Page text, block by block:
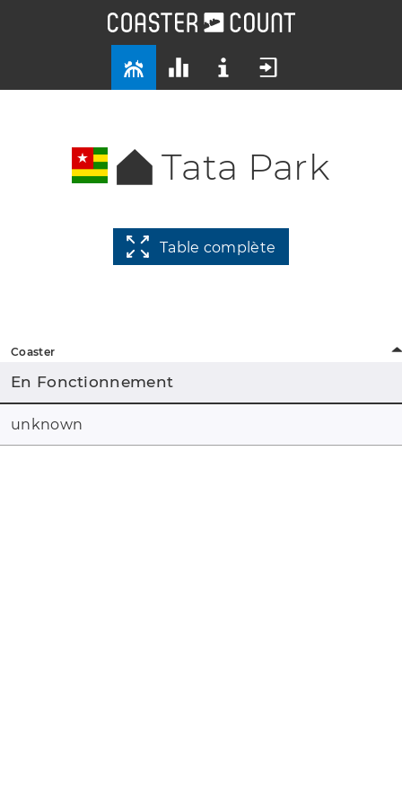
Tata Park
Table complète
Coaster
En Fonctionnement
unknown